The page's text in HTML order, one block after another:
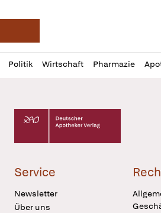
Deutsche Apotheker
Politik Wirtschaft Pharmazie
Profil
öffnen
Daz
Pur
Deutscher Apotheker Verlag Logo
Service
Newsletter
Über uns